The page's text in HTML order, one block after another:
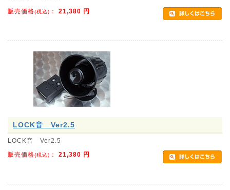
販売価格(税込) ： 21,380 円
LOCK音 Ver2.5
LOCK音 Ver2.5
販売価格(税込) ： 21,380 円